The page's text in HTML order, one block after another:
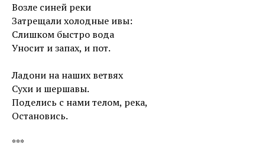
Возле синей реки
Затрещали холодные ивы:
Слишком быстро вода
Уносит и запах, и пот.
Ладони на наших ветвях
Сухи и шершавы.
Поделись с нами телом, река,
Остановись.
***